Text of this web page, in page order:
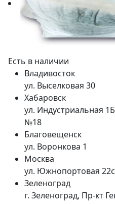
Есть в наличии
Владивосток
ул. Выселковая 30
Хабаровск
ул. Индустриальная
№18
Благовещенск
ул. Воронкова 1
Москва
ул. Южнопортовая
Зеленоград
г. Зеленоград, Пр-кт